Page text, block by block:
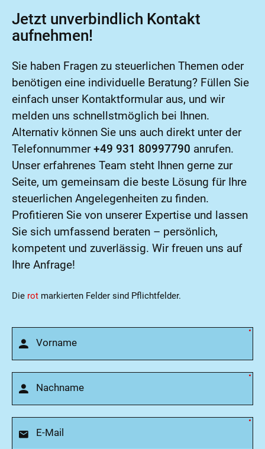
Jetzt unverbindlich Kontakt
aufnehmen!
Sie haben Fragen zu steuerlichen Themen oder
benötigen eine individuelle Beratung? Füllen Sie
einfach unser Kontaktformular aus, und wir
melden uns schnellstmöglich bei Ihnen.
Alternativ können Sie uns auch direkt unter der
Telefonnummer+49 931 80997790 anrufen.
Unser erfahrenes Team steht Ihnen gerne zur
Seite, um gemeinsam die beste Lösung für Ihre
steuerlichen Angelegenheiten zu finden.
Profitieren Sie von unserer Expertise und lassen
Sie sich umfassend beraten – persönlich,
kompetent und zuverlässig. Wir freuen uns auf
Ihre Anfrage!
Die rot markierten Felder sind Pflichtfelder.